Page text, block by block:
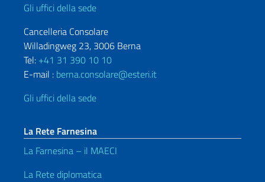
Gli uffici della sede
Cancelleria Consolare
Willadingweg 23, 3006 Berna
Tel: +41 31 390 10 10
E-mail : berna.consolare@esteri.it
Gli uffici della sede
La Rete Farnesina
La Farnesina – il MAECI
La Rete diplomatica